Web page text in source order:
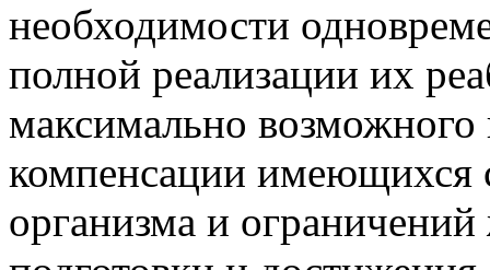
спорта),
необходимости
полной реализации их
максимально возможного
компенсации имеющихся